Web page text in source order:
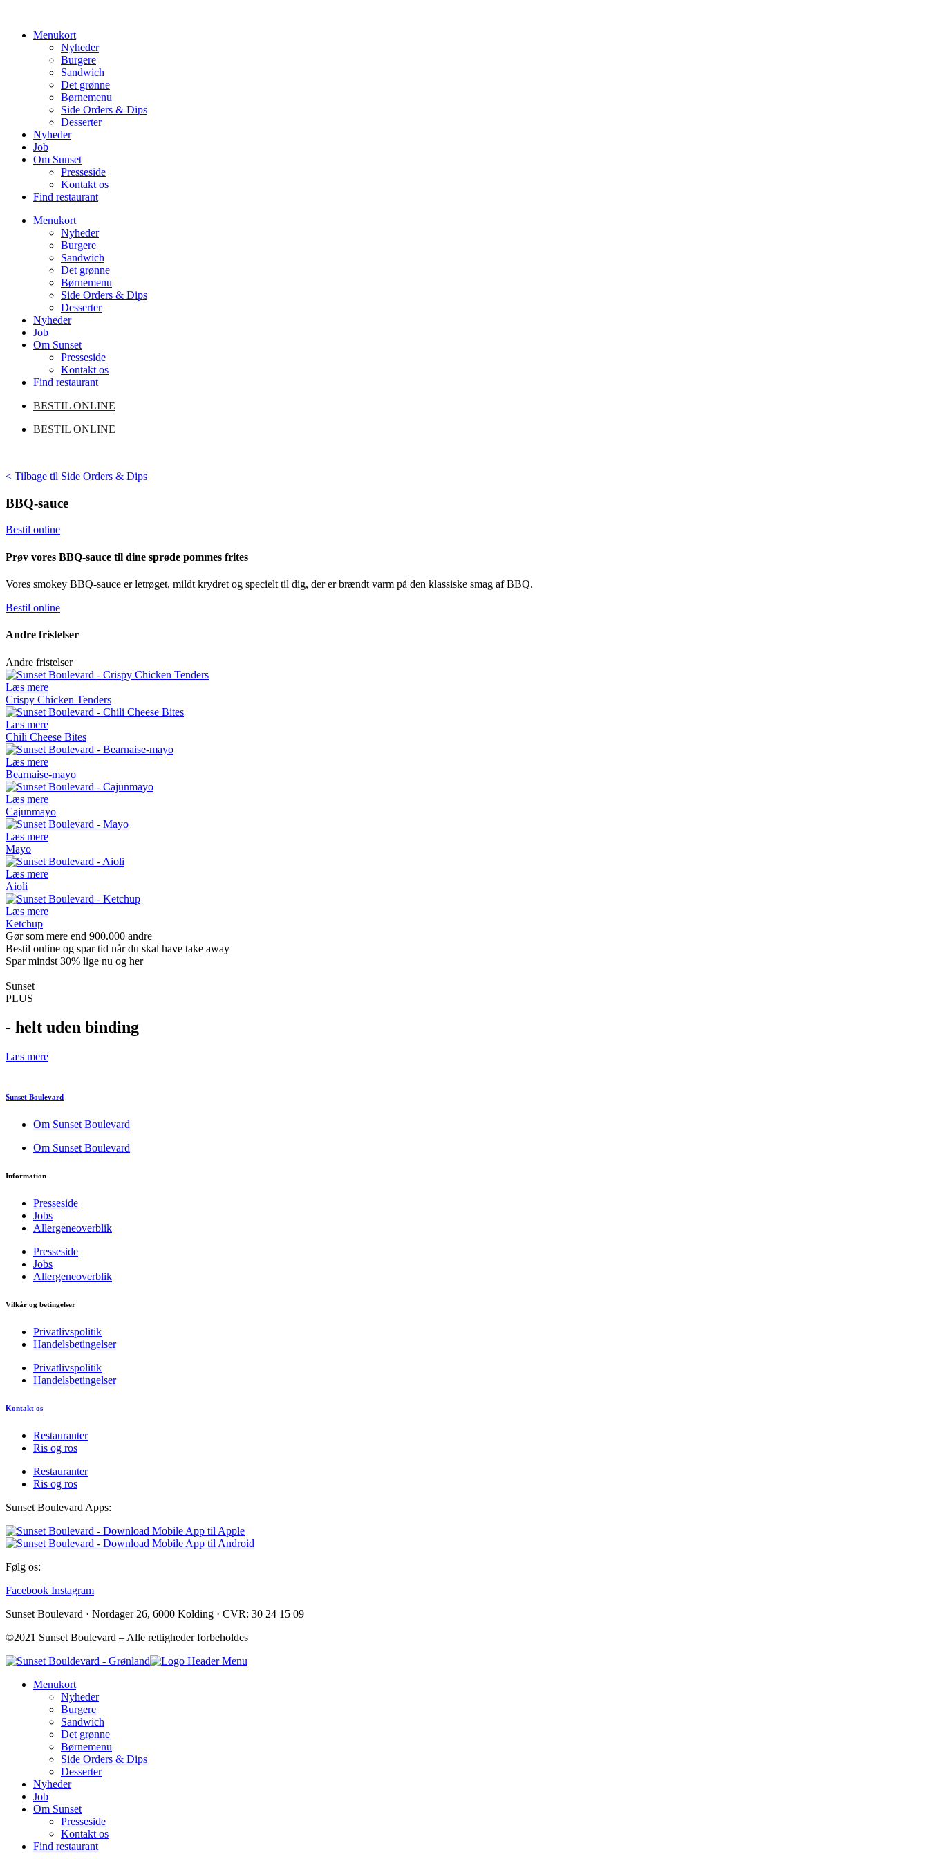
indholdMenukort
Nyheder
Burgere
Sandwich
Det grønne
Børnemenu
Side Orders & Dips
Desserter
Nyheder
Job
Om Sunset
Presseside
Kontakt os
Find restaurant
Menukort
Nyheder
Burgere
Sandwich
Det grønne
Børnemenu
Side Orders & Dips
Desserter
Nyheder
Job
Om Sunset
Presseside
Kontakt os
Find restaurant
BESTIL ONLINE
BESTIL ONLINE
< Tilbage til Side Orders & Dips
BBQ-sauce
Bestil online
Prøv vores BBQ-sauce til dine sprøde pommes frites
Vores smokey BBQ-sauce er letrøget, mildt krydret og specielt til dig, der er brændt varm på den klassiske smag af BBQ.
Bestil online
Andre fristelser
Andre fristelser
Læs mere
Crispy Chicken Tenders
Læs mere
Chili Cheese Bites
Læs mere
Bearnaise-mayo
Læs mere
Cajunmayo
Læs mere
Mayo
Læs mere
Aioli
Læs mere
Ketchup
Gør som mere end 900.000 andre
Bestil online og spar tid når du skal have take away
Spar mindst 30% lige nu og her
Sunset
PLUS
- helt uden binding
Læs mere
Sunset Boulevard
Om Sunset Boulevard
Om Sunset Boulevard
Information
Presseside
Jobs
Allergeneoverblik
Presseside
Jobs
Allergeneoverblik
Vilkår og betingelser
Privatlivspolitik
Handelsbetingelser
Privatlivspolitik
Handelsbetingelser
Kontakt os
Restauranter
Ris og ros
Restauranter
Ris og ros
Sunset Boulevard Apps:
Følg os:
Facebook Instagram
Sunset Boulevard · Nordager 26, 6000 Kolding · CVR: 30 24 15 09
©2021 Sunset Boulevard – Alle rettigheder forbeholdes
Menukort
Nyheder
Burgere
Sandwich
Det grønne
Børnemenu
Side Orders & Dips
Desserter
Nyheder
Job
Om Sunset
Presseside
Kontakt os
Find restaurant